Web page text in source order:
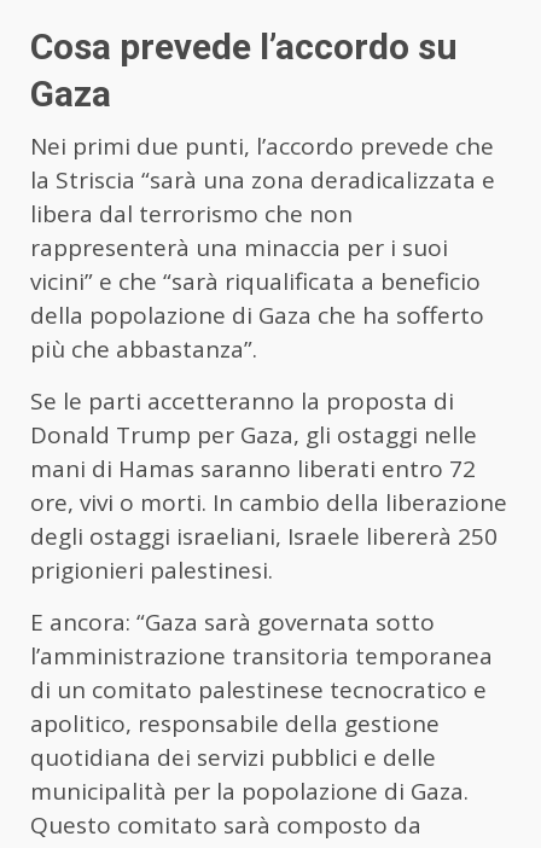
Cosa prevede l’accordo su
Gaza
Nei primi due punti, l’accordo prevede che
la Striscia “sarà una zona deradicalizzata e
libera dal terrorismo che non
rappresenterà una minaccia per i suoi
vicini” e che “sarà riqualificata a beneficio
della popolazione di Gaza che ha sofferto
più che abbastanza”.
Se le parti accetteranno la proposta di
Donald Trump per Gaza, gli ostaggi nelle
mani di Hamas saranno liberati entro 72
ore, vivi o morti. In cambio della liberazione
degli ostaggi israeliani, Israele libererà 250
prigionieri palestinesi.
E ancora: “Gaza sarà governata sotto
l’amministrazione transitoria temporanea
di un comitato palestinese tecnocratico e
apolitico, responsabile della gestione
quotidiana dei servizi pubblici e delle
municipalità per la popolazione di Gaza.
Questo comitato sarà composto da